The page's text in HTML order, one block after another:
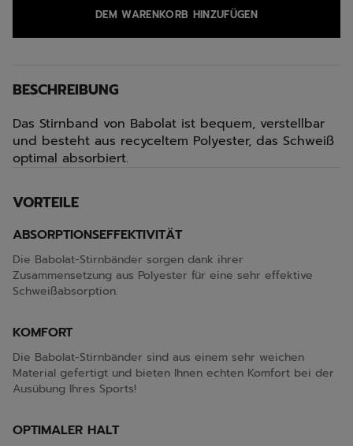
DEM WARENKORB HINZUFÜGEN
BESCHREIBUNG
Das Stirnband von Babolat ist bequem, verstellbar
und besteht aus recyceltem Polyester, das Schweiß
optimal absorbiert.
VORTEILE
ABSORPTIONSEFFEKTIVITÄT
Die Babolat-Stirnbänder sorgen dank ihrer
Zusammensetzung aus Polyester für eine sehr effektive
Schweißabsorption.
KOMFORT
Die Babolat-Stirnbänder sind aus einem sehr weichen
Material gefertigt und bieten Ihnen echten Komfort bei der
Ausübung Ihres Sports!
OPTIMALER HALT